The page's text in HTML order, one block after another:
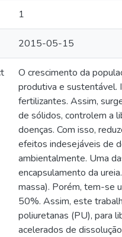
1
2015-05-15
O crescimento da
produtiva e sustentável.
fertilizantes. Assim,
de sólidos, controlem a
doenças. Com isso,
efeitos indesejáveis de
ambientalmente. Uma
encapsulamento da
massa). Porém, tem-se
50%. Assim, este
poliuretanas (PU), para
acelerados de